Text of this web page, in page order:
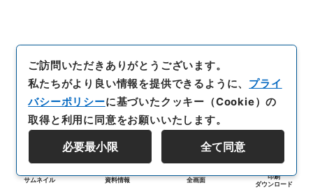
サムネイル 資料情報 全画面
印刷
ダウンロード
ご訪問いただきありがとうございます。
私たちがより良い情報を提供できるように、 プライ
バシーポリシーに基づいたクッキー（Cookie）の
取得と利用に同意をお願いいたします。
必要最小限 全て同意